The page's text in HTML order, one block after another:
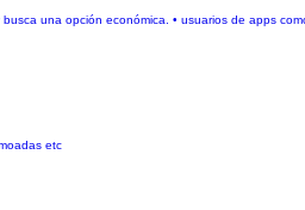
una opción económica. • usuarios de apps
etc